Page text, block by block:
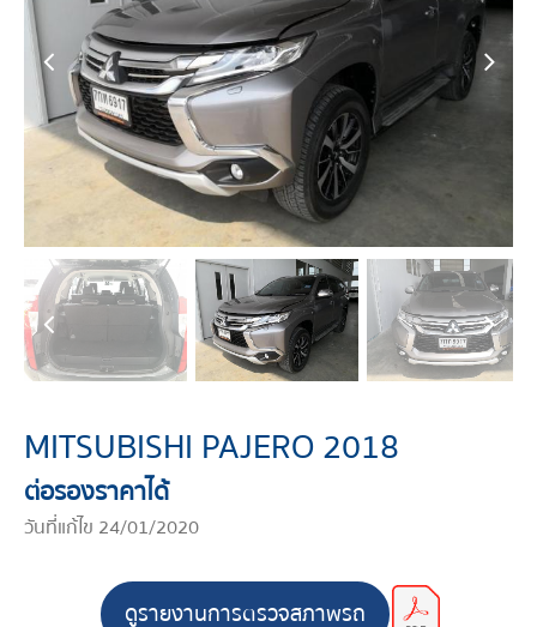
MITSUBISHI PAJERO 2018
ต่อรองราคาได้
วันที่แก้ไข 24/01/2020
ดูรายงานการตรวจสภาพรถ